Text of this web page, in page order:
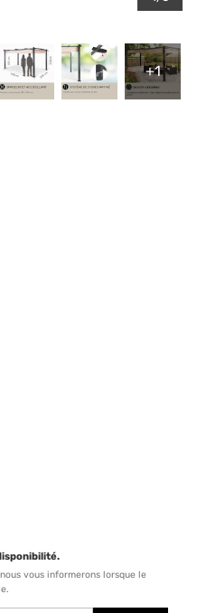
+1
vous informerons lorsque le